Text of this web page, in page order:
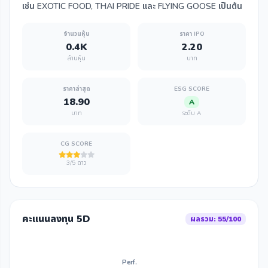
เช่น EXOTIC FOOD, THAI PRIDE และ FLYING GOOSE เป็นต้น
จำนวนหุ้น
0.4K
ล้านหุ้น
ราคา IPO
2.20
บาท
ราคาล่าสุด
18.90
บาท
ESG SCORE
A
ระดับ A
CG SCORE
3/5 ดาว
คะแนนลงทุน 5D ผลรวม: 55/100
Perf.